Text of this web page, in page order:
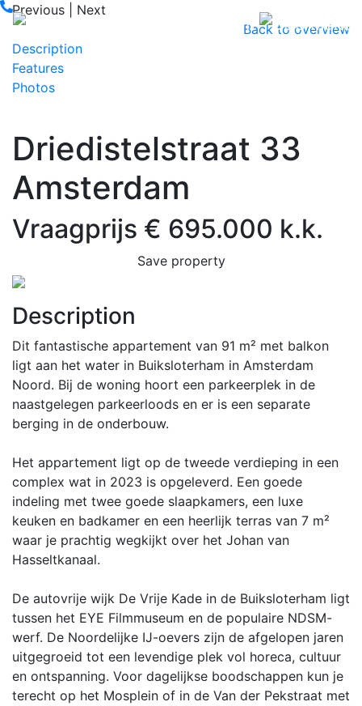
Previous
Next
Back to overview
Description
Features
Photos
Driedistelstraat 33
Amsterdam
Vraagprijs € 695.000 k.k.
Save property
Description
Dit fantastische appartement van 91 m² met balkon
ligt aan het water in Buiksloterham in Amsterdam
Noord. Bij de woning hoort een parkeerplek in de
naastgelegen parkeerloods en er is een separate
berging in de onderbouw.
Het appartement ligt op de tweede verdieping in een
complex wat in 2023 is opgeleverd. Een goede
indeling met twee goede slaapkamers, een luxe
keuken en badkamer en een heerlijk terras van 7 m²
waar je prachtig wegkijkt over het Johan van
Hasseltkanaal.
De autovrije wijk De Vrije Kade in de Buiksloterham ligt
tussen het EYE Filmmuseum en de populaire NDSM-
werf. De Noordelijke IJ-oevers zijn de afgelopen jaren
uitgegroeid tot een levendige plek vol horeca, cultuur
en ontspanning. Voor dagelijkse boodschappen kun je
terecht op het Mosplein of in de Van der Pekstraat met